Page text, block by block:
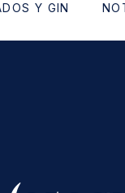
Y GIN